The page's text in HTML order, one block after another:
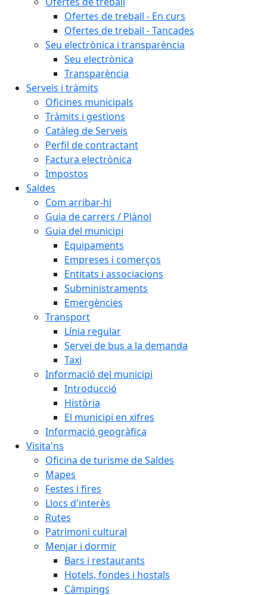
Ofertes de treball - En curs
Ofertes de treball - Tancades
Seu electrònica i transparència
Seu electrònica
Transparència
Serveis i tràmits
Oficines municipals
Tràmits i gestions
Catàleg de Serveis
Perfil de contractant
Factura electrònica
Impostos
Saldes
Com arribar-hi
Guia de carrers / Plànol
Guia del municipi
Equipaments
Empreses i comerços
Entitats i associacions
Subministraments
Emergències
Transport
Línia regular
Servei de bus a la demanda
Taxi
Informació del municipi
Introducció
Història
El municipi en xifres
Informació geogràfica
Visita'ns
Oficina de turisme de Saldes
Mapes
Festes i fires
Llocs d'interès
Rutes
Patrimoni cultural
Menjar i dormir
Bars i restaurants
Hotels, fondes i hostals
Càmpings